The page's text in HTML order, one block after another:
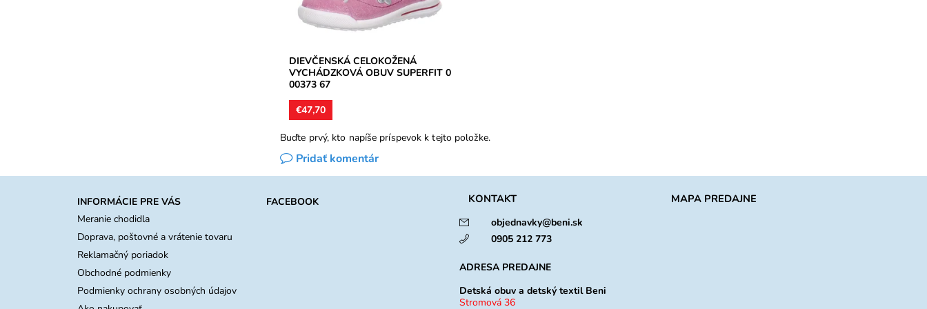
Značka:
Superfit
Záruka:
2 roky
DIEVČENSKÁ CELOKOŽENÁ
VYCHÁDZKOVÁ OBUV SUPERFIT 0
00373 67
€47,70
Buďte prvý, kto napíše príspevok k tejto položke.
Pridať komentár
INFORMÁCIE PRE VÁS
Meranie chodidla
Doprava, poštovné a vrátenie tovaru
Reklamačný poriadok
Obchodné podmienky
Podmienky ochrany osobných údajov
FACEBOOK KONTAKT
objednavky@beni.sk
0905 212 773
ADRESA PREDAJNE
Detská obuv a detský textil Beni
Stromová 36
MAPA PREDAJNE